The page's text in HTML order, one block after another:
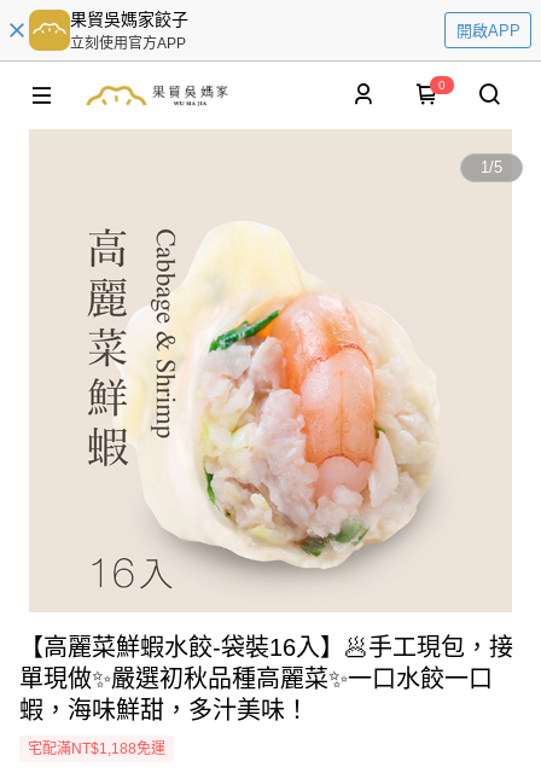
果貿吳媽家餃子
立刻使用官方APP
開啟APP
0
1/5
【高麗菜鮮蝦水餃-袋裝16入】🥟手工現包，接
單現做✨嚴選初秋品種高麗菜✨一口水餃一口
蝦，海味鮮甜，多汁美味！
宅配滿NT$1,188免運